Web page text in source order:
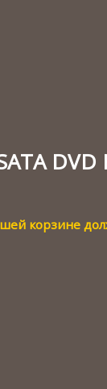
DVD
корзине